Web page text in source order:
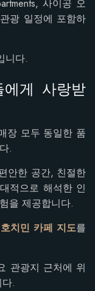
사이공 오
광 일정에 포함하
니다.
에게 사랑받
장 모두 동일한 품
.
안한 공간, 친절한
적으로 해석한 인
을 제공합니다.
호치민 카페 지도를
관광지 근처에 위
.